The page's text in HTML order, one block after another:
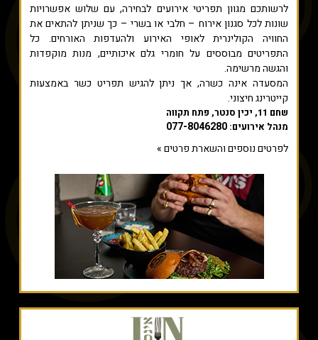
לרשותכם מגוון תפריטי אירועים לבחירה, עם שלוש אפשרויות
שונות לכל סגנון אירוח – חלבי או בשרי – כך שניתן להתאים את
החוויה הקולינרית לאופי האירוע ולהעדפות האורחים. כל
התפריטים מבוססים על חומרי גלם איכותיים, מנות מוקפדות
והגשה מרשימה.
המסעדה אינה כשרה, אך ניתן להגיש תפריט כשר באמצעות
קייטרינג חיצוני.
שחם 11, יכין סנטר, פתח תקווה
מנהל אירועים: 077-8046280
לפרטים נוספים והשארת פרטים »